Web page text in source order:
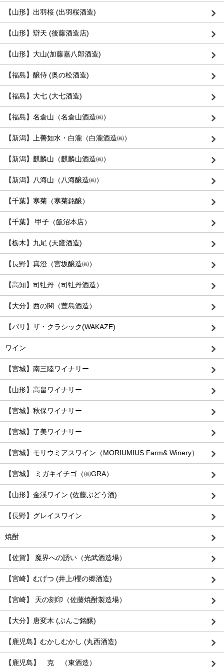
【山形】出羽桜 (出羽桜酒造)
【山形】辯天 (後藤酒造店)
【山形】大山(加藤嘉八郎酒造)
【福島】醸侍 (奥の松酒造)
【福島】大七 (大七酒造)
【福島】名倉山（名倉山酒造㈱）
【新潟】上善如水・白瀧（白瀧酒造㈱）
【新潟】麒麟山（麒麟山酒造㈱）
【新潟】八海山（八海醸造㈱）
【千葉】寒菊（寒菊銘醸）
【千葉】 甲子（飯沼本店）
【栃木】九尾 (天鷹酒造)
【長野】真澄（宮坂醸造㈱）
【高知】司牡丹（司牡丹酒造）
【大分】西の関（萱島酒造）
【パリ】ザ・クラシック(WAKAZE)
ワイン
【宮城】南三陸ワイナリー
【山形】高畠ワイナリー
【宮城】秋保ワイナリー
【宮城】了美ワイナリー
【宮城】モリウミアスワイン（MORIUMIUS Farm& Winery）
【宮城】 ミガキイチゴ（㈱GRA）
【山形】金渓ワイン (佐藤ぶどう酒)
【長野】グレイスワイン
焼酎
【佐賀】 魔界への誘い（光武酒造場）
【宮崎】むげつ (井上/櫻の郷酒造)
【宮崎】 天の刻印（佐藤焼酎製造場）
【大分】唐変木 (ぶんご銘醸)
【鹿児島】むかしむかし (丸西酒造)
【鹿児島】 克 （東酒造）